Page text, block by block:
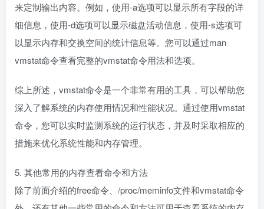
来定制输出内容。例如，使用-a选项可以显示所有字段的详
细信息，使用-d选项可以显示磁盘活动信息，使用-s选项可
以显示内存和交换空间的统计信息等。您可以通过man
vmstat命令查看完整的vmstat命令用法和选项。
综上所述，vmstat命令是一个非常有用的工具，可以帮助您
深入了解系统的内存使用情况和性能状况。通过使用vmstat
命令，您可以实时监测系统的运行状态，并及时采取相应的
措施来优化系统性能和内存管理。
5. 其他常用的内存查看命令和方法
除了前面介绍的free命令、/proc/meminfo文件和vmstat命令